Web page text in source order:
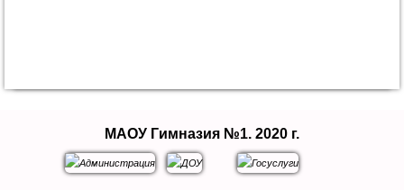
МАОУ Гимназия №1. 2020 г.